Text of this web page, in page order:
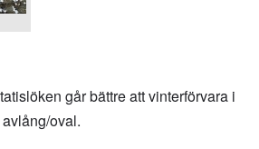
går bättre att vinterförvara i
oval.